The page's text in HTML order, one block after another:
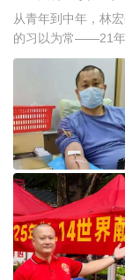
从青年到中年，林
的习以为常——21年